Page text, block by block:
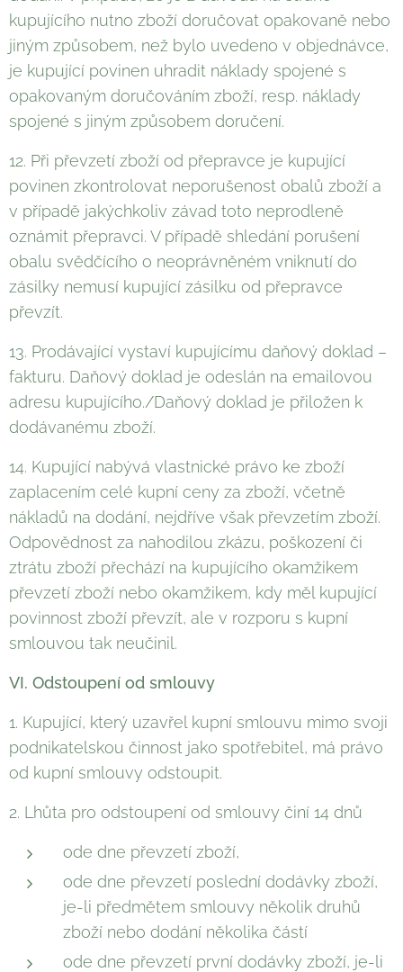
kupujícího nutno zboží doručovat opakovaně nebo
jiným způsobem, než bylo uvedeno v objednávce,
je kupující povinen uhradit náklady spojené s
opakovaným doručováním zboží, resp. náklady
spojené s jiným způsobem doručení.
12. Při převzetí zboží od přepravce je kupující
povinen zkontrolovat neporušenost obalů zboží a
v případě jakýchkoliv závad toto neprodleně
oznámit přepravci. V případě shledání porušení
obalu svědčícího o neoprávněném vniknutí do
zásilky nemusí kupující zásilku od přepravce
převzít.
13. Prodávající vystaví kupujícímu daňový doklad –
fakturu. Daňový doklad je odeslán na emailovou
adresu kupujícího./Daňový doklad je přiložen k
dodávanému zboží.
14. Kupující nabývá vlastnické právo ke zboží
zaplacením celé kupní ceny za zboží, včetně
nákladů na dodání, nejdříve však převzetím zboží.
Odpovědnost za nahodilou zkázu, poškození či
ztrátu zboží přechází na kupujícího okamžikem
převzetí zboží nebo okamžikem, kdy měl kupující
povinnost zboží převzít, ale v rozporu s kupní
smlouvou tak neučinil.
VI. Odstoupení od smlouvy
1. Kupující, který uzavřel kupní smlouvu mimo svoji
podnikatelskou činnost jako spotřebitel, má právo
od kupní smlouvy odstoupit.
2. Lhůta pro odstoupení od smlouvy činí 14 dnů
ode dne převzetí zboží,
ode dne převzetí poslední dodávky zboží,
je-li předmětem smlouvy několik druhů
zboží nebo dodání několika částí
ode dne převzetí první dodávky zboží, je-li